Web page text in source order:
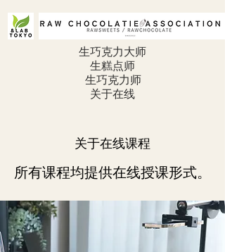
生巧克力大师
生糕点师
生巧克力师
关于在线
关于在线课程
所有课程均提供在线授课形式。